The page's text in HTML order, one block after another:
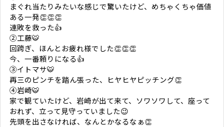
まぐれ当たりみたいな感じで驚いたけど、めちゃくちゃ価値
ある一発👏👏👏
連敗を救った👍
②工藤🐯
回跨ぎ、ほんとお疲れ様でした👏👏👏
今、一番頼りになる👍
③イトマサ🐯
再三のピンチを踏ん張った、ヒヤヒヤピッチング👏
④岩崎🐯
家で観ていたけど、岩崎が出て来て、ソワソワして、座って
おれず、立って見守っていました😉
先頭を出さなければ、なんとかなるなぁ👏